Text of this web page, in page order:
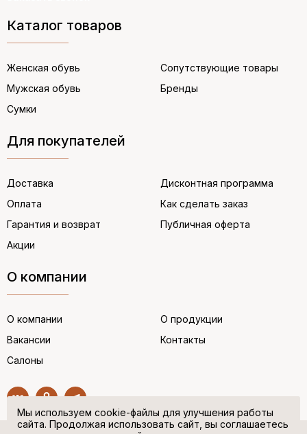
Каталог товаров
Женская обувь
Мужская обувь
Сумки
Сопутствующие товары
Бренды
Для покупателей
Доставка
Оплата
Гарантия и возврат
Акции
Дисконтная программа
Как сделать заказ
Публичная оферта
О компании
О компании
Вакансии
Салоны
О продукции
Контакты
Мы используем cookie-файлы для улучшения работы
сайта. Продолжая использовать сайт, вы соглашаетесь